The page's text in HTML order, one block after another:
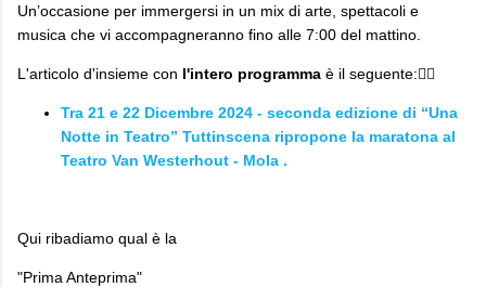
Un’occasione per immergersi in un mix di arte, spettacoli e
musica che vi accompagneranno fino alle 7:00 del mattino.
L'articolo d'insieme con l'intero programma è il seguente:👇🏼
Tra 21 e 22 Dicembre 2024 - seconda edizione di “Una
Notte in Teatro” Tuttinscena ripropone la maratona al
Teatro Van Westerhout - Mola .
Qui ribadiamo qual è la
"Prima Anteprima"